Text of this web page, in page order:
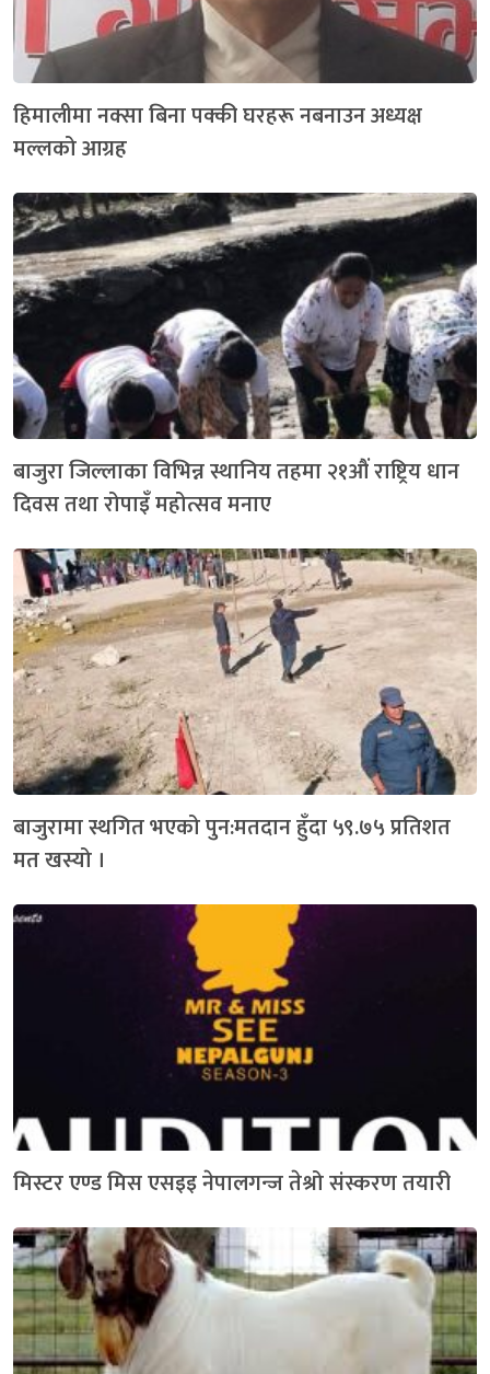
हिमालीमा नक्सा बिना पक्की घरहरू नबनाउन अध्यक्ष
मल्लको आग्रह
बाजुरा जिल्लाका विभिन्न स्थानिय तहमा २१औं राष्ट्रिय धान
दिवस तथा रोपाइँ महोत्सव मनाए
बाजुरामा स्थगित भएको पुन:मतदान हुँदा ५९.७५ प्रतिशत
मत खस्यो ।
मिस्टर एण्ड मिस एसइइ नेपालगन्ज तेश्रो संस्करण तयारी